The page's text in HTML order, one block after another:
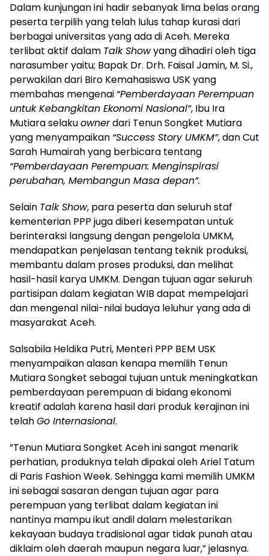
Dalam kunjungan ini hadir sebanyak lima belas orang
peserta terpilih yang telah lulus tahap kurasi dari
berbagai universitas yang ada di Aceh. Mereka
terlibat aktif dalam Talk Showyang dihadiri oleh tiga
narasumber yaitu; Bapak Dr. Drh. Faisal Jamin, M. Si.,
perwakilan dari Biro Kemahasiswa USK yang
membahas mengenai “Pemberdayaan Perempuan
untuk Kebangkitan Ekonomi Nasional”, Ibu Ira
Mutiara selakuownerdari Tenun Songket Mutiara
yang menyampaikan “Success Story UMKM”, dan Cut
Sarah Humairah yang berbicara tentang
“Pemberdayaan Perempuan: Menginspirasi
perubahan, Membangun Masa depan”.
Selain Talk Show, para peserta dan seluruh staf
kementerian PPP juga diberi kesempatan untuk
berinteraksi langsung dengan pengelola UMKM,
mendapatkan penjelasan tentang teknik produksi,
membantu dalam proses produksi, dan melihat
hasil-hasil karya UMKM. Dengan tujuan agar seluruh
partisipan dalam kegiatan WIB dapat mempelajari
dan mengenal nilai-nilai budaya leluhur yang ada di
masyarakat Aceh.
Salsabila Heldika Putri, Menteri PPP BEM USK
menyampaikan alasan kenapa memilih Tenun
Mutiara Songket sebagai tujuan untuk meningkatkan
pemberdayaan perempuan di bidang ekonomi
kreatif adalah karena hasil dari produk kerajinan ini
telahGo Internasional.
“Tenun Mutiara Songket Aceh ini sangat menarik
perhatian, produknya telah dipakai oleh Ariel Tatum
di Paris Fashion Week. Sehingga kami memilih UMKM
ini sebagai sasaran dengan tujuan agar para
perempuan yang terlibat dalam kegiatan ini
nantinya mampu ikut andil dalam melestarikan
kekayaan budaya tradisional agar tidak punah atau
diklaim oleh daerah maupun negara luar,” jelasnya.